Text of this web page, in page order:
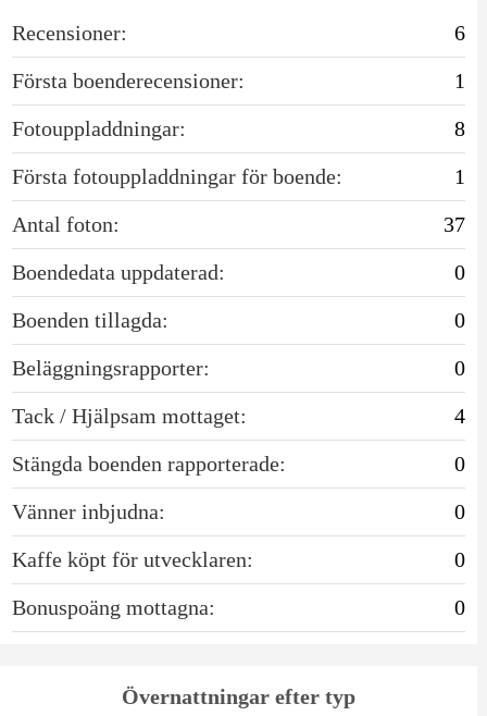
Recensioner:
6
Första boenderecensioner:
1
Fotouppladdningar:
8
Första fotouppladdningar för boende:
1
Antal foton:
37
Boendedata uppdaterad:
0
Boenden tillagda:
0
Beläggningsrapporter:
0
Tack / Hjälpsam mottaget:
4
Stängda boenden rapporterade:
0
Vänner inbjudna:
0
Kaffe köpt för utvecklaren:
0
Bonuspoäng mottagna:
0
Övernattningar efter typ